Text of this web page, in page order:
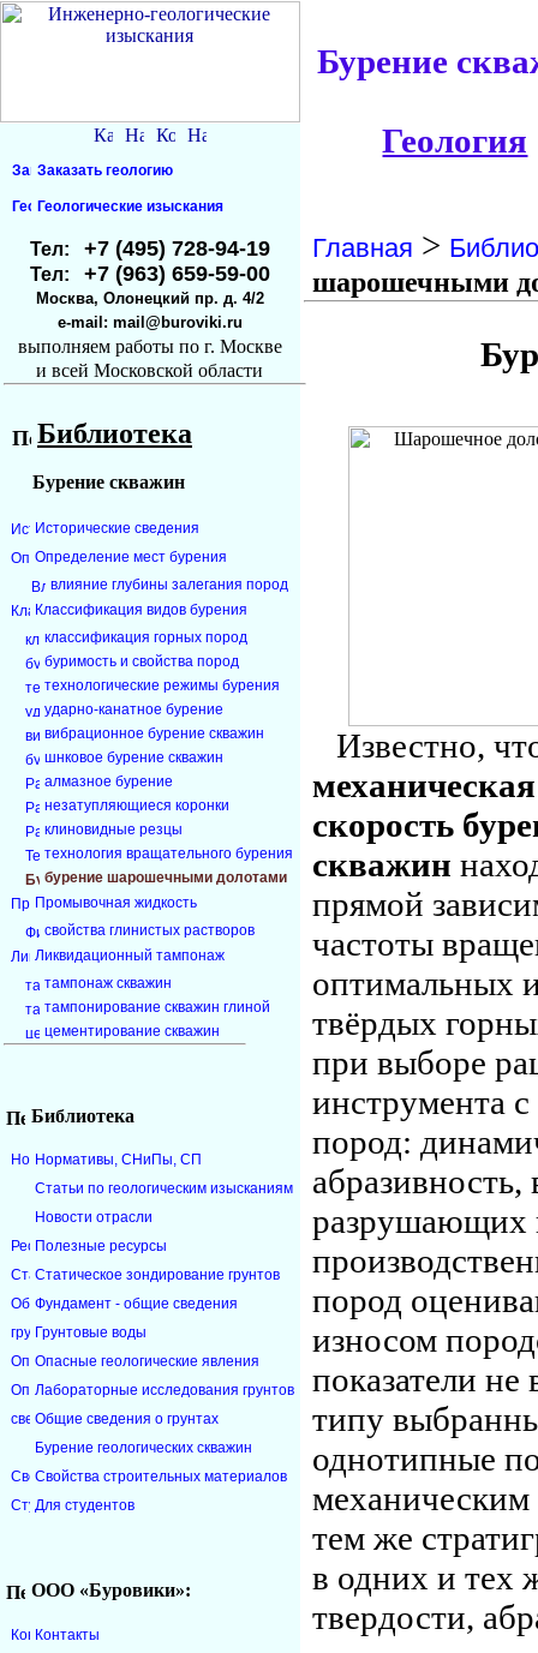
Бурение
Заказать геологию
Геологические изыскания
Тел: +7 (495) 728-94-19
Тел: +7 (963) 659-59-00
Москва, Олонецкий пр. д. 4/2
e-mail: mail@buroviki.ru
выполняем работы по г. Москве
и всей Московской области
Библиотека
Бурение скважин
Исторические сведения
Определение мест бурения
влияние глубины залегания пород
Классификация видов бурения
классификация горных пород
буримость и свойства пород
технологические режимы бурения
ударно-канатное бурение
вибрационное бурение скважин
шнковое бурение скважин
алмазное бурение
незатупляющиеся коронки
клиновидные резцы
технология вращательного бурения
бурение шарошечными долотами
Промывочная жидкость
свойства глинистых растворов
Ликвидационный тампонаж
тампонаж скважин
тампонирование скважин глиной
цементирование скважин
Библиотека
Нормативы, CНиПы, СП
Статьи по геологическим изысканиям
Новости отрасли
Полезные ресурсы
Статическое зондирование грунтов
Фундамент - общие сведения
Грунтовые воды
Опасные геологические явления
Лабораторные исследования грунтов
Общие сведения о грунтах
Бурение геологических скважин
Свойства строительных материалов
Для студентов
ООО «Буровики»:
Контакты
Геология
Главная >
шарошечными
Известно,
механическая
скорость
скважин
прямой
частоты
оптимальных
твёрдых
при выборе
инструмента
пород:
разрушающих
пород
износом
показатели не
типу
однотипные
механическим
тем же
в одних и тех
твердости,